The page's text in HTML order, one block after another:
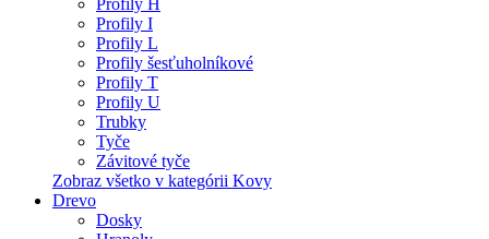
Profily H
Profily I
Profily L
Profily šesťuholníkové
Profily T
Profily U
Trubky
Tyče
Závitové tyče
Zobraz všetko v kategórii Kovy
Drevo
Dosky